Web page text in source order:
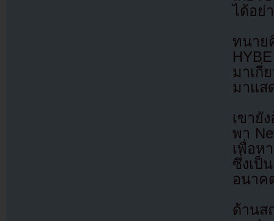
ได้อย่
ทนาย
มาเกี่
มาแส
เขายั
พา
เพื่อห
ซึ่งเป็
อนาค
ด้านส